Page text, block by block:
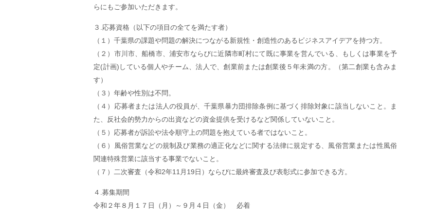
らにもご参加いただきます。
３.応募資格（以下の項目の全てを満たす者）
（１）千葉県の課題や問題の解決につながる新規性・創造性のあるビジネスアイデアを持つ方。
（２）市川市、船橋市、浦安市ならびに近隣市町村にて既に事業を営んでいる、もしくは事業を予
定(計画)している個人やチーム、法人で、創業前または創業後５年未満の方。（第二創業も含みま
す）
（３）年齢や性別は不問。
（４）応募者または法人の役員が、千葉県暴力団排除条例に基づく排除対象に該当しないこと。ま
た、反社会的勢力からの出資などの資金提供を受けるなど関係していないこと。
（５）応募者が訴訟や法令順守上の問題を抱えている者ではないこと。
（６）風俗営業などの規制及び業務の適正化などに関する法律に規定する、風俗営業または性風俗
関連特殊営業に該当する事業でないこと。
（７）二次審査（令和2年11月19日）ならびに最終審査及び表彰式に参加できる方。
４.募集期間
令和２年８月１７日（月）～９月４日（金） 必着